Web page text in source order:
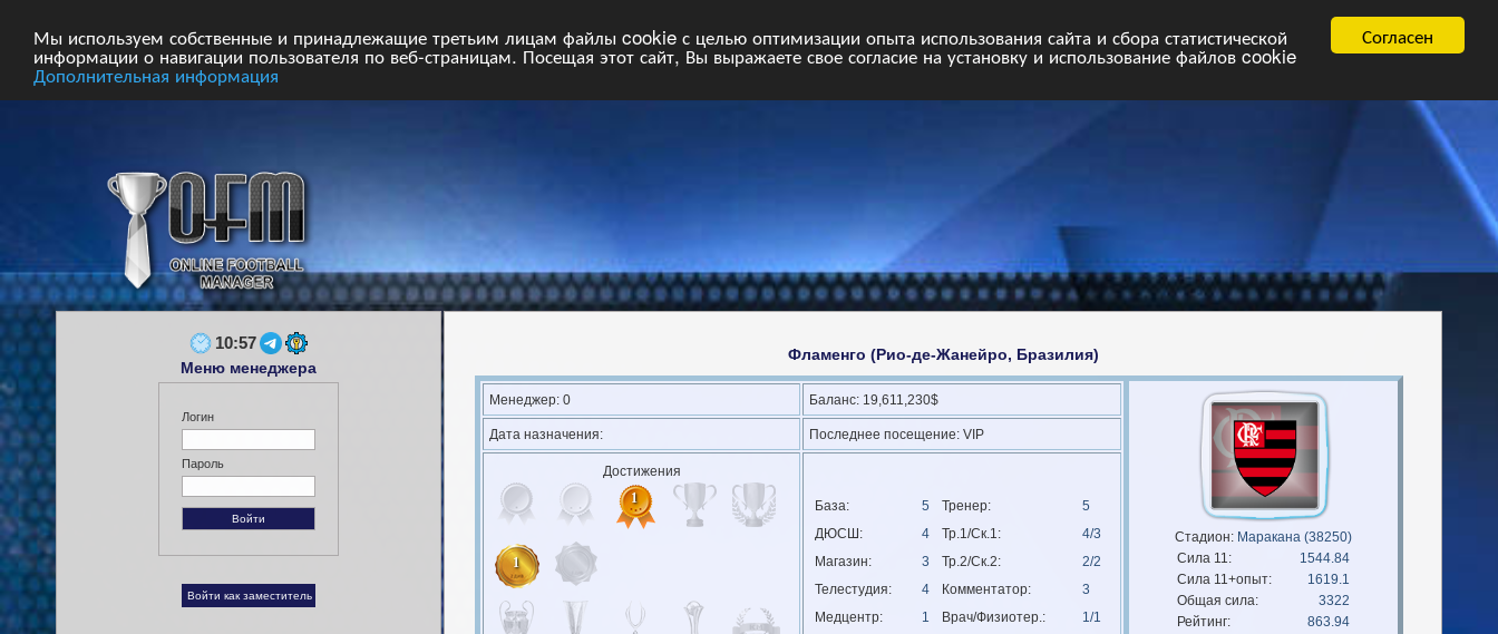
Согласен
Мы используем собственные и принадлежащие третьим лицам файлы cookie с целью оптимизации опыта использования сайта и сбора статистической
информации о навигации пользователя по веб-страницам. Посещая этот сайт, Вы выражаете свое согласие на установку и использование файлов cookie
Дополнительная информация
Фламенго (Рио-де-Жанейро, Бразилия)
Менеджер: 0 Баланс: 19,611,230$
Дата назначения: Последнее посещение: VIP
Достижения
1
1
База: 5 Тренер:
5
ДЮСШ:
4 Тр.1/Ск.1:
4/3
Магазин:
3 Тр.2/Ск.2:
2/2
Телестудия:
4 Комментатор:
3
Медцентр:
1 Врач/Физиотер.:
1/1
Стадион: Маракана (38250)
Сила 11:
1544.84
Сила 11+опыт:
1619.1
Общая сила:
3322
Рейтинг:
863.94
10:57
Меню менеджера
Логин
Пароль